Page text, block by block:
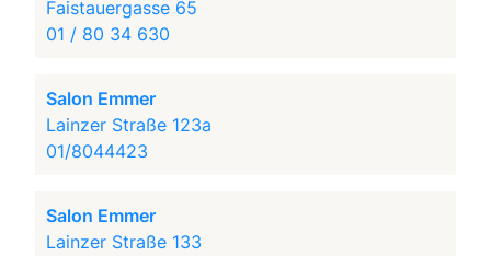
Faistauergasse 65
01 / 80 34 630
Salon Emmer
Lainzer Straße 123a
01/8044423
Salon Emmer
Lainzer Straße 133